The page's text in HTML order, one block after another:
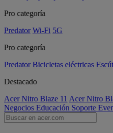
Pro categoría
Predator Wi-Fi 5G
Pro categoría
Predator Bicicletas eléctricas
Destacado
Acer Nitro Blaze 11 Acer Nitro
Negocios Educación Soporte